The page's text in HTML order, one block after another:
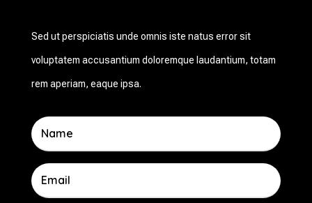
Sed ut perspiciatis unde omnis iste natus error sit
voluptatem accusantium doloremque laudantium, totam
rem aperiam, eaque ipsa.